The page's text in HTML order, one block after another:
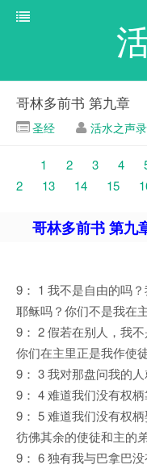
哥林多前书 第九章
圣经 活水之声
1 2 3 4
2
13 14 15
哥林多前书 第九
9： 1 我不是自由的吗
耶稣吗？你们不是我在
9： 2 假若在别人，我
你们在主里正是我作使徒
9： 3 我对那盘问我的人
9： 4 难道我们没有权
9： 5 难道我们没有权
彷佛其余的使徒和主的
9： 6 独有我与巴拿巴